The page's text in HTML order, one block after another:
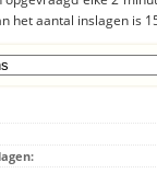
het aantal inslagen is